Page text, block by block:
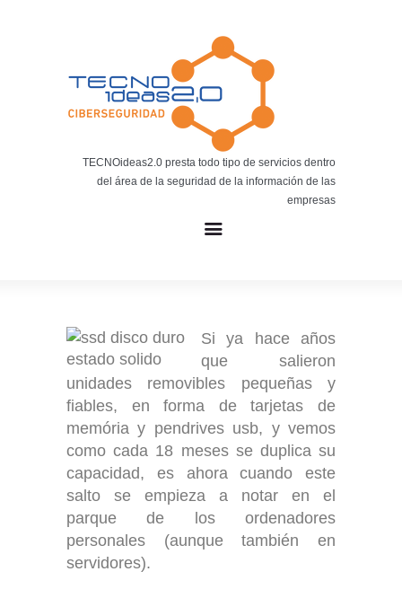
TECNOideas2.0 presta todo tipo de servicios dentro
del área de la seguridad de la información de las
empresas
BLOG TECNOIDEAS
Noticias tecnológicas.
Si ya hace años
que salieron
unidades removibles pequeñas y
fiables, en forma de tarjetas de
memória y pendrives usb, y vemos
como cada 18 meses se duplica su
capacidad, es ahora cuando este
salto se empieza a notar en el
parque de los ordenadores
personales (aunque también en
servidores).